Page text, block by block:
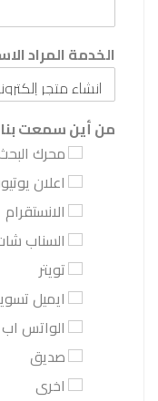
الخدمة المراد
من أين سمعت
محرك
اعلان
الانستقرام
السناب
تويتر
ايميل
الواتس اب
صديق
اخرى